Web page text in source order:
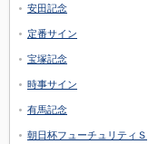
安田記念
定番サイン
宝塚記念
時事サイン
有馬記念
朝日杯フューチュリティＳ